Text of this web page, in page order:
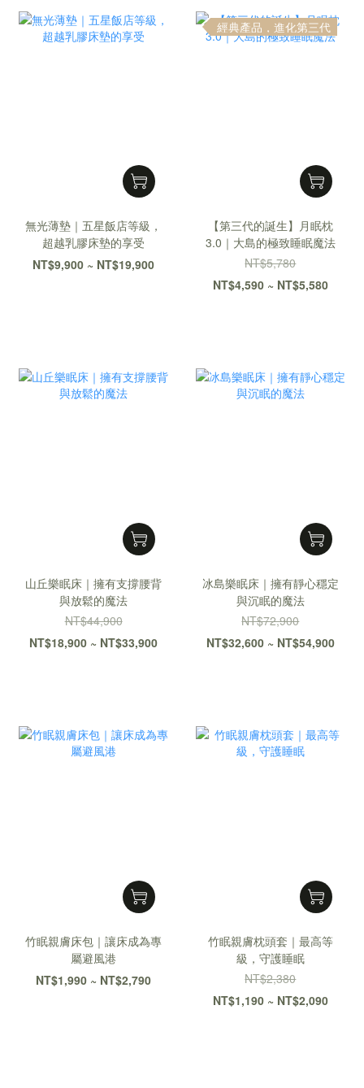
無光薄墊｜五星飯店等級，
超越乳膠床墊的享受
NT$9,900 ~ NT$19,900
經典產品，進化第三代
【第三代的誕生】月眠枕
3.0｜大島的極致睡眠魔法
NT$5,780
NT$4,590 ~ NT$5,580
山丘樂眠床｜擁有支撐腰背
與放鬆的魔法
NT$44,900
NT$18,900 ~ NT$33,900
冰島樂眠床｜擁有靜心穩定
與沉眠的魔法
NT$72,900
NT$32,600 ~ NT$54,900
竹眠親膚床包｜讓床成為專
屬避風港
NT$1,990 ~ NT$2,790
竹眠親膚枕頭套｜最高等
級，守護睡眠
NT$2,380
NT$1,190 ~ NT$2,090